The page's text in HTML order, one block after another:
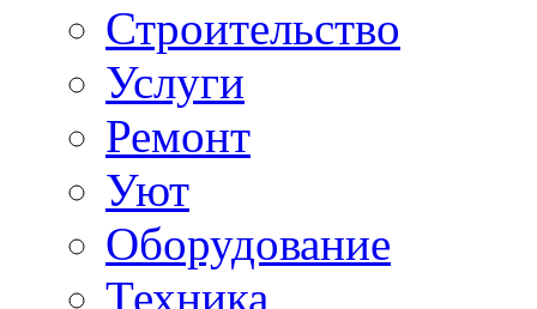
Строительство
Услуги
Ремонт
Уют
Оборудование
Техника